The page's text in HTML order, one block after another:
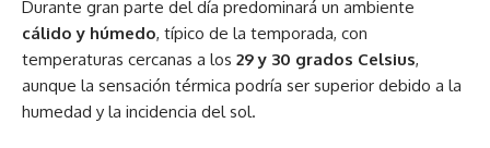
Durante gran parte del día predominará un ambiente
cálido y húmedo, típico de la temporada, con
temperaturas cercanas a los 29 y 30 grados Celsius,
aunque la sensación térmica podría ser superior debido a la
humedad y la incidencia del sol.